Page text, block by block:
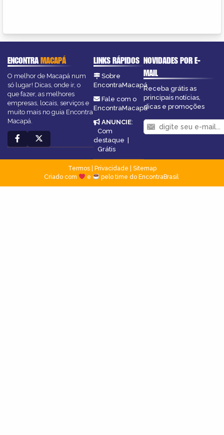
ENCONTRAMACAPÁ
O melhor de Macapá num
só lugar! Dicas, onde ir, o
que fazer, as melhores
empresas, locais, serviços e
muito mais no guia Encontra
Macapá.
LINKS RÁPIDOS
Sobre
EncontraMacapá
Fale com o
EncontraMacapá
ANUNCIE:
Com
destaque |
Grátis
NOVIDADES POR E-
MAIL
Receba grátis as
principais notícias,
dicas e promoções
Termos| Privacidade
Sitemap
Criado com
e pelo time do EncontraBrasil